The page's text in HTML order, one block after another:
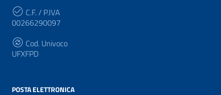
C.F. / P.IVA
00266290097
Cod. Univoco
UFXFPD
POSTA ELETTRONICA